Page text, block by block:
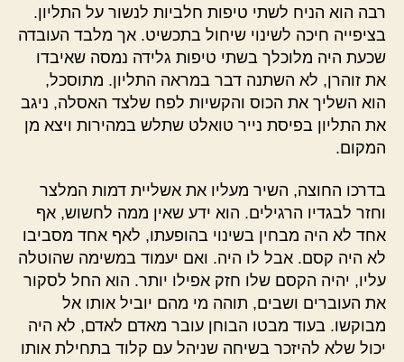
רבה הוא הניח לשתי טיפות חלביות לנשור על התליון.
בציפייה חיכה לשינוי שיחול בתכשיט. אך מלבד העובדה
שכעת היה מלוכלך בשתי טיפות גלידה נמסה שאיבדו
את זוהרן, לא השתנה דבר במראה התליון. מתוסכל,
הוא השליך את הכוס והקשיות לפח שלצד האסלה, ניגב
את התליון בפיסת נייר טואלט שתלש במהירות ויצא מן
המקום.
בדרכו החוצה, השיר מעליו את אשליית דמות המלצר
וחזר לבגדיו הרגילים. הוא ידע שאין ממה לחשוש, אף
אחד לא היה מבחין בשינוי בהופעתו, לאף אחד מסביבו
לא היה קסם. אבל לו היה. ואם יעמוד במשימה שהוטלה
עליו, יהיה הקסם שלו חזק אפילו יותר. הוא החל לסקור
את העוברים ושבים, תוהה מי מהם יוביל אותו אל
מבוקשו. בעוד מבטו הבוחן עובר מאדם לאדם, לא היה
יכול שלא להיזכר בשיחה שניהל עם קלוד בתחילת אותו